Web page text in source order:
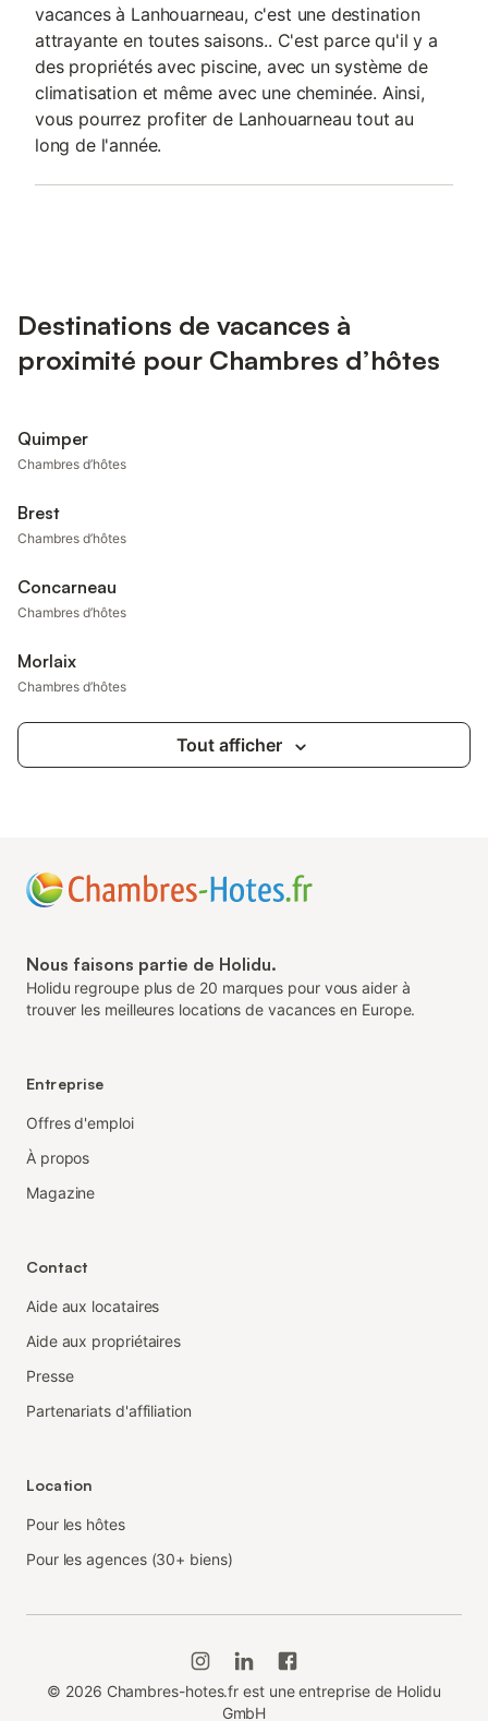
vacances à Lanhouarneau, c'est une destination
attrayante en toutes saisons.. C'est parce qu'il y a
des propriétés avec piscine, avec un système de
climatisation et même avec une cheminée. Ainsi,
vous pourrez profiter de Lanhouarneau tout au
long de l'année.
Destinations de vacances à
proximité pour Chambres d’hôtes
Quimper
Chambres d’hôtes
Brest
Chambres d’hôtes
Concarneau
Chambres d’hôtes
Morlaix
Chambres d’hôtes
Tout afficher
Nous faisons partie de Holidu.
Holidu regroupe plus de 20 marques pour vous aider à
trouver les meilleures locations de vacances en Europe.
Entreprise
Offres d'emploi
À propos
Magazine
Contact
Aide aux locataires
Aide aux propriétaires
Presse
Partenariats d'affiliation
Location
Pour les hôtes
Pour les agences (30+ biens)
© 2026 Chambres-hotes.fr est une entreprise de Holidu
GmbH